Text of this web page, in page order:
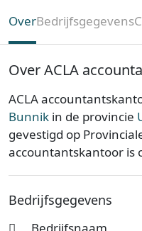
OverBedrijfsgegevens
Over ACLA
ACLA
Bunnik in de provincie
gevestigd op
accountantskantoor is
Kamer van
Bedrijfsgegevens